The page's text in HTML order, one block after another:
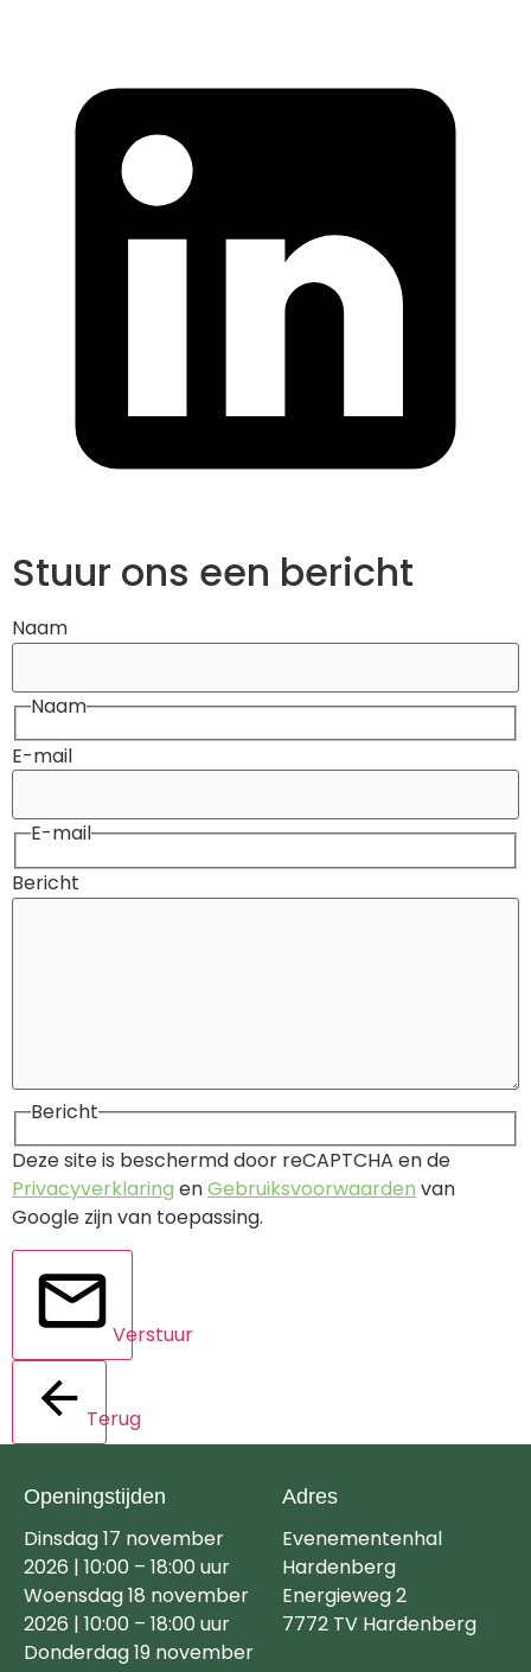
Stuur ons een bericht
Naam
Naam
E-mail
E-mail
Bericht
Bericht
Deze site is beschermd door reCAPTCHA en de
Privacyverklaring enGebruiksvoorwaarden van
Google zijn van toepassing.
Verstuur
Terug
Openingstijden
Dinsdag 17 november
2026 | 10:00 – 18:00 uur
Woensdag 18 november
2026 | 10:00 – 18:00 uur
Donderdag 19 november
Adres
Evenementenhal
Hardenberg
Energieweg 2
7772 TV Hardenberg